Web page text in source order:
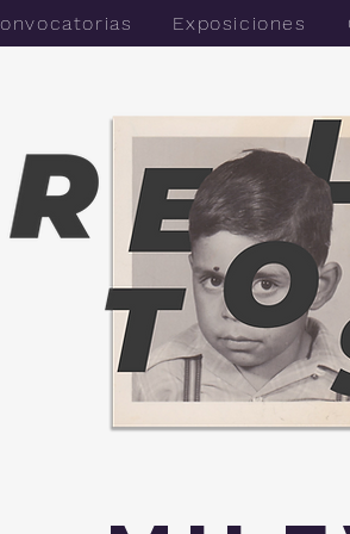
Exposiciones